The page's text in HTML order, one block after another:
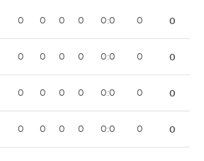
0 0 0 0 0:0 0 0
0 0 0 0 0:0 0 0
0 0 0 0 0:0 0 0
0 0 0 0 0:0 0 0